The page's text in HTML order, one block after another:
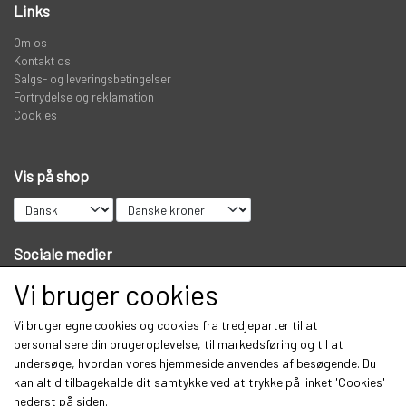
Links
Om os
Kontakt os
Salgs- og leveringsbetingelser
Fortrydelse og reklamation
Cookies
Vis på shop
Sociale medier
Modtag vores nyhedsbrev via e-mail
Tilmeld
Vi bruger cookies
Vi bruger egne cookies og cookies fra tredjeparter til at
personalisere din brugeroplevelse, til markedsføring og til at
undersøge, hvordan vores hjemmeside anvendes af besøgende. Du
kan altid tilbagekalde dit samtykke ved at trykke på linket 'Cookies'
nederst på siden.